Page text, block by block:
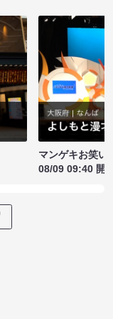
マンゲキお笑い
08/09 09:40 開